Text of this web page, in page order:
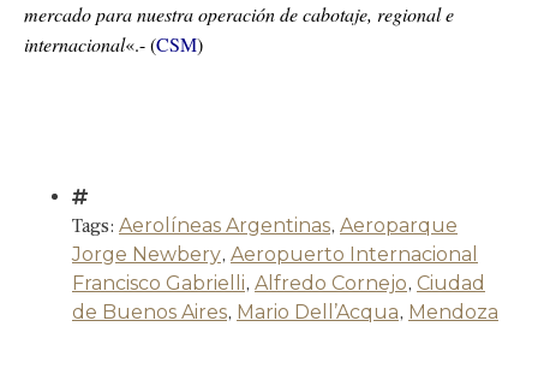
mercado para nuestra operación de cabotaje, regional e
internacional«.- (CSM)
Tags: Aerolíneas Argentinas, Aeroparque
Jorge Newbery, Aeropuerto Internacional
Francisco Gabrielli, Alfredo Cornejo, Ciudad
de Buenos Aires, Mario Dell’Acqua, Mendoza